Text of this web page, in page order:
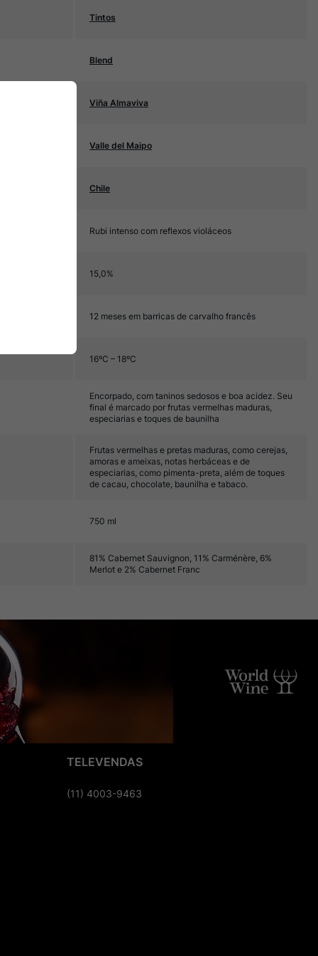
Tintos
Blend
Viña Almaviva
Valle del Maipo
Chile
Rubi intenso com reflexos violáceos
15,0%
12 meses em barricas de carvalho francês
16ºC – 18ºC
Encorpado, com taninos sedosos e boa acidez. Seu
final é marcado por frutas vermelhas maduras,
especiarias e toques de baunilha
Frutas vermelhas e pretas maduras, como cerejas,
amoras e ameixas, notas herbáceas e de
especiarias, como pimenta-preta, além de toques
de cacau, chocolate, baunilha e tabaco.
750 ml
81% Cabernet Sauvignon, 11% Carménère, 6%
Merlot e 2% Cabernet Franc
TELEVENDAS
(11) 4003-9463